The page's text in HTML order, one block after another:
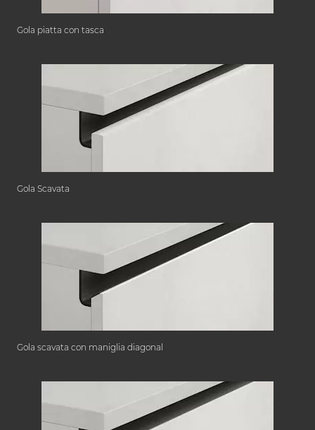
Gola piatta con tasca
Gola Scavata
Gola scavata con maniglia diagonal